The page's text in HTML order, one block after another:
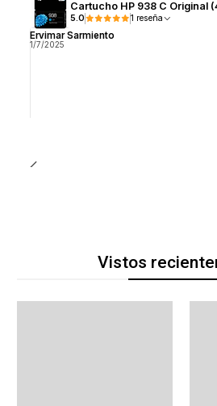
Cartucho HP 938 C Original
5.0 1 reseña
Ervimar Sarmiento
1/7/2025
Vistos